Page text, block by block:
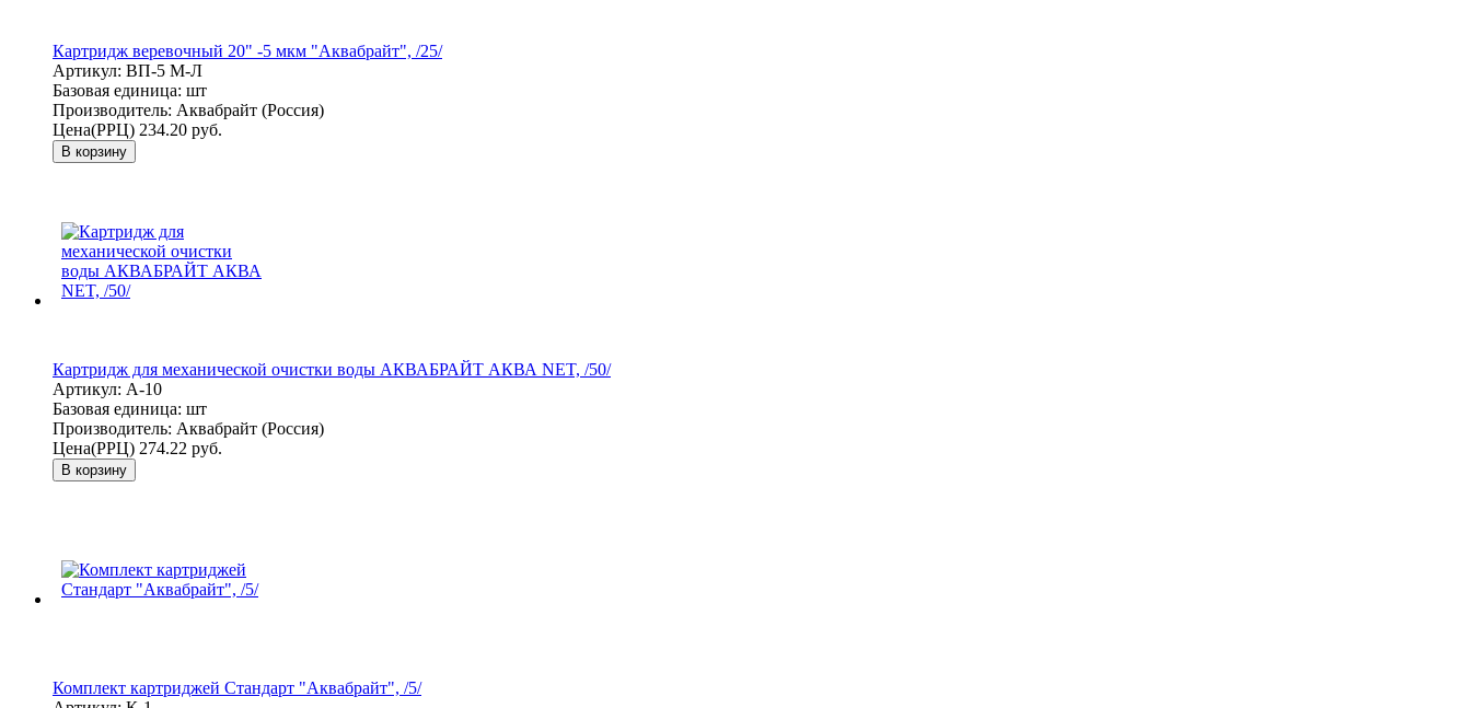
Картридж веревочный 20" -5 мкм "Аквабрайт", /25/
Артикул: ВП-5 М-Л
Базовая единица: шт
Производитель: Аквабрайт (Россия)
Цена(РРЦ) 234.20 руб.
В корзину
Картридж для механической очистки воды АКВАБРАЙТ АКВА NET, /50/
Артикул: А-10
Базовая единица: шт
Производитель: Аквабрайт (Россия)
Цена(РРЦ) 274.22 руб.
В корзину
Комплект картриджей Стандарт "Аквабрайт", /5/